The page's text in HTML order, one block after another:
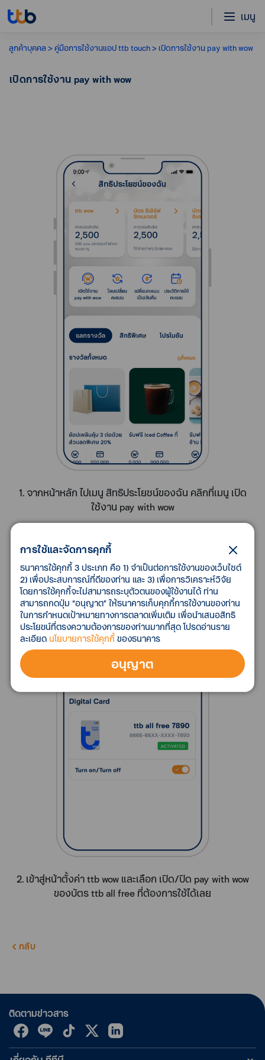
เมนู
ลูกค้าบุคคล คู่มือการใช้งานแอป ttb touch เปิดการใช้งาน pay with wow
เปิดการใช้งาน pay with wow
1. จากหน้าหลัก ไปเมนู สิทธิประโยชน์ของฉัน คลิกที่เมนู เปิด
ใช้งาน pay with wow
2. เข้าสู่หน้าตั้งค่า ttb wow และเลือก เปิด/ปิด pay with wow
ของบัตร ttb all free ที่ต้องการใช้ได้เลย
กลับ
การใช้และจัดการคุกกี้
ธนาคารใช้คุกกี้ 3 ประเภท คือ 1) จำเป็นต่อการใช้งานของเว็บไซต์
2) เพื่อประสบการณ์ที่ดีของท่าน และ 3) เพื่อการวิเคราะห์วิจัย
โดยการใช้คุกกี้จะไม่สามารถระบุตัวตนของผู้ใช้งานได้ ท่าน
สามารถกดปุ่ม “อนุญาต” ให้ธนาคารเก็บคุกกี้การใช้งานของท่าน
ในการกำหนดเป้าหมายทางการตลาดเพิ่มเติม เพื่อนำเสนอสิทธิ
ประโยชน์ที่ตรงความต้องการของท่านมากที่สุด โปรดอ่านราย
ละเอียด นโยบายการใช้คุกกี้ ของธนาคาร
อนุญาต
ติดตามข่าวสาร